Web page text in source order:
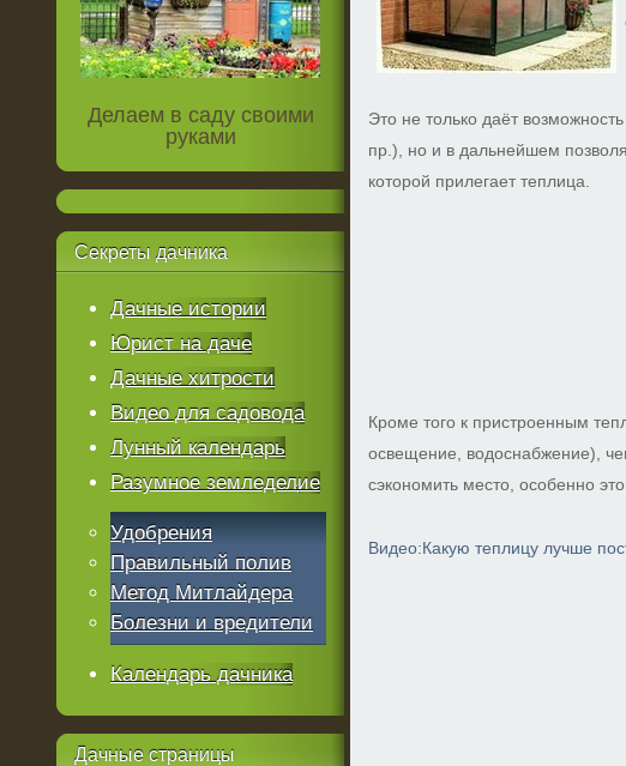
Это не только даёт
пр.), но и в дальнейшем
которой прилегает теплица.
Кроме того к пристроенным
освещение, водоснабжение),
сэкономить место, особенно
Видео:Какую теплицу лучше
Делаем в саду своими
руками
Секреты дачника
Дачные истории
Юрист на даче
Дачные хитрости
Видео для садовода
Лунный календарь
Разумное земледелие
Удобрения
Правильный полив
Метод Митлайдера
Болезни и вредители
Календарь дачника
Дачные страницы